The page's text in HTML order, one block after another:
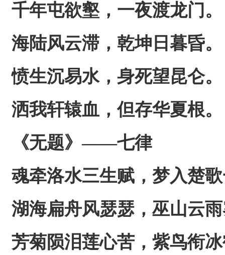
千年屯欲壑，一夜渡龙门。
海陆风云滞，乾坤日暮昏。
愤生沉易水，身死望昆仑。
洒我轩辕血，但存华夏根。
《无题》——七律
魂牵洛水三生赋，梦入楚
湖海扁舟风瑟瑟，巫山云
芳菊陨泪莲心苦，紫鸟衔